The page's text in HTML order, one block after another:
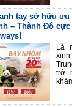
tay sở hữu
– Thành Đô
Là
xinh
trở